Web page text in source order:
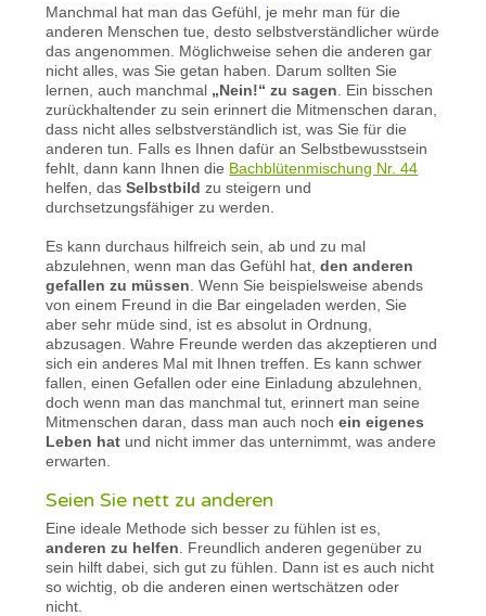
Manchmal hat man das Gefühl, je mehr man für die
anderen Menschen tue, desto selbstverständlicher würde
das angenommen. Möglichweise sehen die anderen gar
nicht alles, was Sie getan haben. Darum sollten Sie
lernen, auch manchmal „Nein!“ zu sagen . Ein bisschen
zurückhaltender zu sein erinnert die Mitmenschen daran,
dass nicht alles selbstverständlich ist, was Sie für die
anderen tun. Falls es Ihnen dafür an Selbstbewusstsein
fehlt, dann kann Ihnen die Bachblütenmischung Nr. 44
helfen, dasSelbstbildzu steigern und
durchsetzungsfähiger zu werden.
Es kann durchaus hilfreich sein, ab und zu mal
abzulehnen, wenn man das Gefühl hat,den anderen
gefallen zu müssen . Wenn Sie beispielsweise abends
von einem Freund in die Bar eingeladen werden, Sie
aber sehr müde sind, ist es absolut in Ordnung,
abzusagen. Wahre Freunde werden das akzeptieren und
sich ein anderes Mal mit Ihnen treffen. Es kann schwer
fallen, einen Gefallen oder eine Einladung abzulehnen,
doch wenn man das manchmal tut, erinnert man seine
Mitmenschen daran, dass man auch nochein eigenes
Leben hat und nicht immer das unternimmt, was andere
erwarten.
Seien Sie nett zu anderen
Eine ideale Methode sich besser zu fühlen ist es,
anderen zu helfen . Freundlich anderen gegenüber zu
sein hilft dabei, sich gut zu fühlen. Dann ist es auch nicht
so wichtig, ob die anderen einen wertschätzen oder
nicht.